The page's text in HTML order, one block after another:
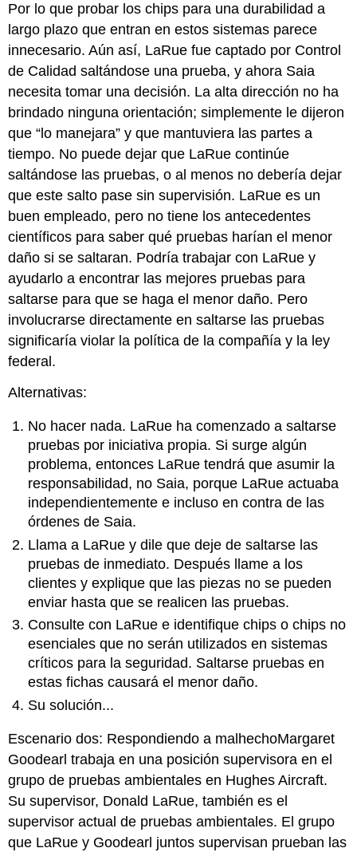
Por lo que probar los chips para una durabilidad a
largo plazo que entran en estos sistemas parece
innecesario. Aún así, LaRue fue captado por Control
de Calidad saltándose una prueba, y ahora Saia
necesita tomar una decisión. La alta dirección no ha
brindado ninguna orientación; simplemente le dijeron
que “lo manejara” y que mantuviera las partes a
tiempo. No puede dejar que LaRue continúe
saltándose las pruebas, o al menos no debería dejar
que este salto pase sin supervisión. LaRue es un
buen empleado, pero no tiene los antecedentes
científicos para saber qué pruebas harían el menor
daño si se saltaran. Podría trabajar con LaRue y
ayudarlo a encontrar las mejores pruebas para
saltarse para que se haga el menor daño. Pero
involucrarse directamente en saltarse las pruebas
significaría violar la política de la compañía y la ley
federal.
Alternativas:
No hacer nada. LaRue ha comenzado a saltarse
pruebas por iniciativa propia. Si surge algún
problema, entonces LaRue tendrá que asumir la
responsabilidad, no Saia, porque LaRue actuaba
independientemente e incluso en contra de las
órdenes de Saia.
Llama a LaRue y dile que deje de saltarse las
pruebas de inmediato. Después llame a los
clientes y explique que las piezas no se pueden
enviar hasta que se realicen las pruebas.
Consulte con LaRue e identifique chips o chips no
esenciales que no serán utilizados en sistemas
críticos para la seguridad. Saltarse pruebas en
estas fichas causará el menor daño.
Su solución...
Escenario dos: Respondiendo a malhechoMargaret
Goodearl trabaja en una posición supervisora en el
grupo de pruebas ambientales en Hughes Aircraft.
Su supervisor, Donald LaRue, también es el
supervisor actual de pruebas ambientales. El grupo
que LaRue y Goodearl juntos supervisan prueban las